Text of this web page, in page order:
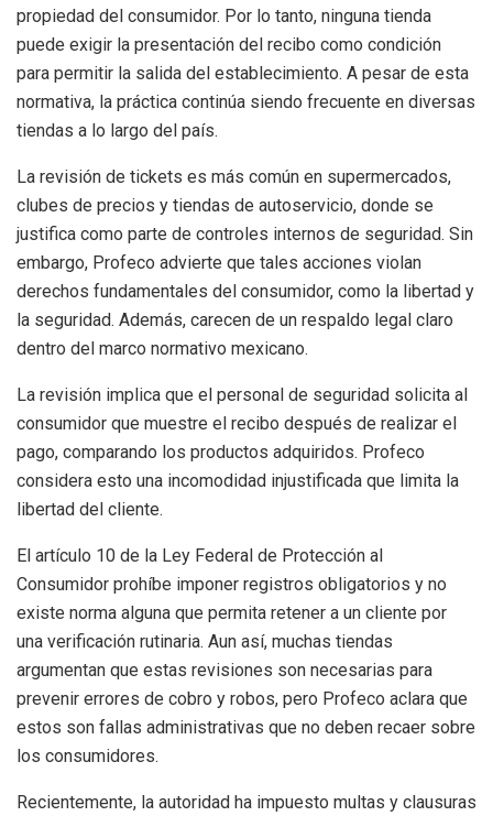
propiedad del consumidor. Por lo tanto, ninguna tienda
puede exigir la presentación del recibo como condición
para permitir la salida del establecimiento. A pesar de esta
normativa, la práctica continúa siendo frecuente en diversas
tiendas a lo largo del país.
La revisión de tickets es más común en supermercados,
clubes de precios y tiendas de autoservicio, donde se
justifica como parte de controles internos de seguridad. Sin
embargo, Profeco advierte que tales acciones violan
derechos fundamentales del consumidor, como la libertad y
la seguridad. Además, carecen de un respaldo legal claro
dentro del marco normativo mexicano.
La revisión implica que el personal de seguridad solicita al
consumidor que muestre el recibo después de realizar el
pago, comparando los productos adquiridos. Profeco
considera esto una incomodidad injustificada que limita la
libertad del cliente.
El artículo 10 de la Ley Federal de Protección al
Consumidor prohíbe imponer registros obligatorios y no
existe norma alguna que permita retener a un cliente por
una verificación rutinaria. Aun así, muchas tiendas
argumentan que estas revisiones son necesarias para
prevenir errores de cobro y robos, pero Profeco aclara que
estos son fallas administrativas que no deben recaer sobre
los consumidores.
Recientemente, la autoridad ha impuesto multas y clausuras